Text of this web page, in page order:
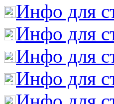
Инфо для
Инфо для
Инфо для
Инфо для